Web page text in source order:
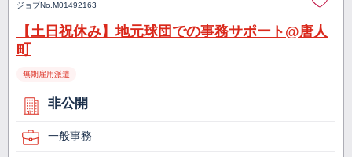
ジョブNo.M01492163
【土日祝休み】地元球団での事務サポート@唐人
町
無期雇用派遣
非公開
一般事務